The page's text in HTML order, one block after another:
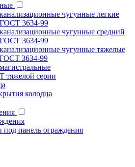
чугунные легкие
3634-99
чугунные средний
3634-99
чугунные тяжелые
3634-99
тяжелой серии
колодца
панель ограждения